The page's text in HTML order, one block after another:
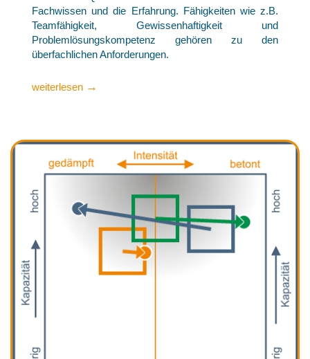
Fachwissen und die Erfahrung. Fähigkeiten wie z.B.
Teamfähigkeit, Gewissenhaftigkeit und
Problemlösungskompetenz gehören zu den
überfachlichen Anforderungen.
weiterlesen →